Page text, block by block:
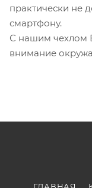
практически не
смартфону.
С нашим чехлом
внимание